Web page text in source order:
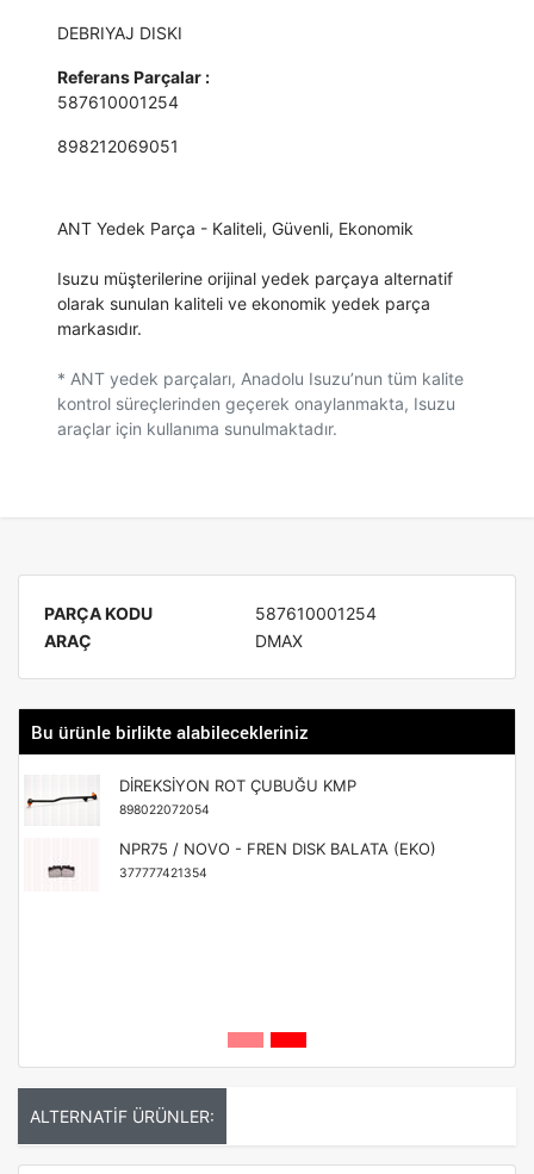
DEBRIYAJ DISKI
Referans Parçalar :
587610001254
898212069051
ANT Yedek Parça - Kaliteli, Güvenli, Ekonomik
Isuzu müşterilerine orijinal yedek parçaya alternatif
olarak sunulan kaliteli ve ekonomik yedek parça
markasıdır.
* ANT yedek parçaları, Anadolu Isuzu’nun tüm kalite
kontrol süreçlerinden geçerek onaylanmakta, Isuzu
araçlar için kullanıma sunulmaktadır.
PARÇA KODU
587610001254
ARAÇ
DMAX
Bu ürünle birlikte alabilecekleriniz
DİREKSİYON ROT ÇUBUĞU KMP
898022072054
NPR75 / NOVO - FREN DISK BALATA (EKO)
377777421354
ALTERNATİF ÜRÜNLER: